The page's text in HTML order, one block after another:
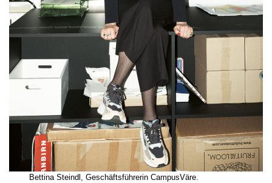
Bettina Steindl, Geschäftsführerin CampusVäre.